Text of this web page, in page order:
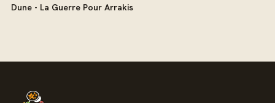
Dune - La Guerre Pour Arrakis